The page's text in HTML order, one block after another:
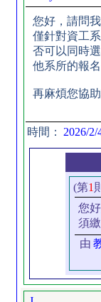
您好，請問
僅針對資工
否可以同時
他系所的報
再麻煩您協
時間： 2026/
(第1
您
須
由